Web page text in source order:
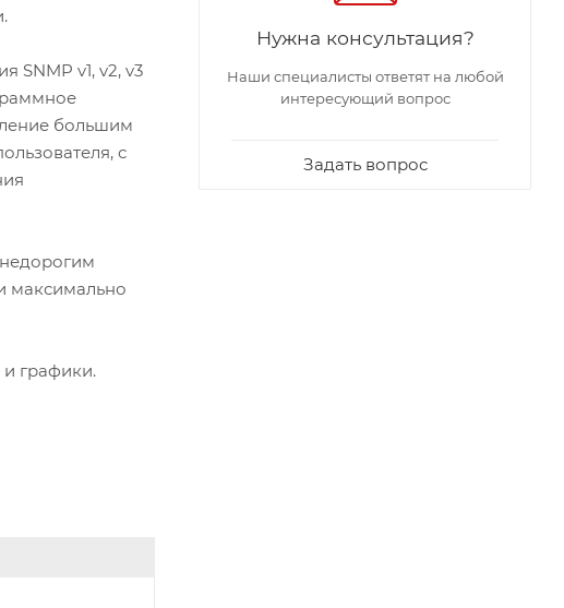
SNMP v1, v2, v3
большим
с
максимально
графики.
Нужна консультация?
Наши специалисты ответят на любой
интересующий вопрос
Задать вопрос